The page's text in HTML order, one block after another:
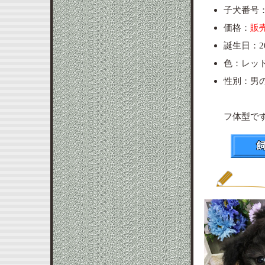
子犬番号
価格： 販
誕生日：
色：レッ
性別：
フ体型で